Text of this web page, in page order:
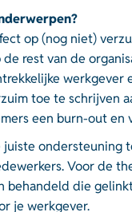
op (nog niet)
rest van de
toe te schrijven
een burn-out
ondersteuning
Voor de
behandeld die
je werkgever.